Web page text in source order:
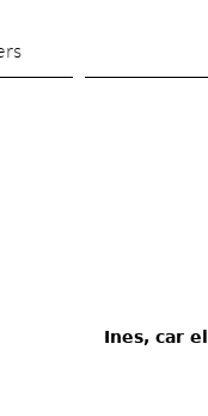
Ines, car